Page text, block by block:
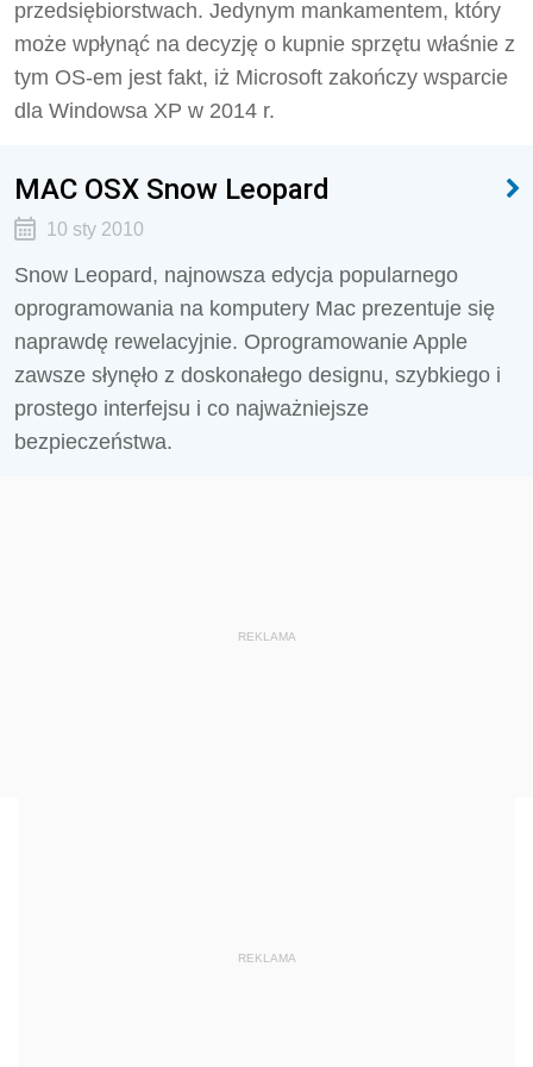
przedsiębiorstwach. Jedynym mankamentem, który
może wpłynąć na decyzję o kupnie sprzętu właśnie z
tym OS-em jest fakt, iż Microsoft zakończy wsparcie
dla Windowsa XP w 2014 r.
MAC OSX Snow Leopard
10 sty 2010
Snow Leopard, najnowsza edycja popularnego
oprogramowania na komputery Mac prezentuje się
naprawdę rewelacyjnie. Oprogramowanie Apple
zawsze słynęło z doskonałego designu, szybkiego i
prostego interfejsu i co najważniejsze
bezpieczeństwa.
REKLAMA
REKLAMA